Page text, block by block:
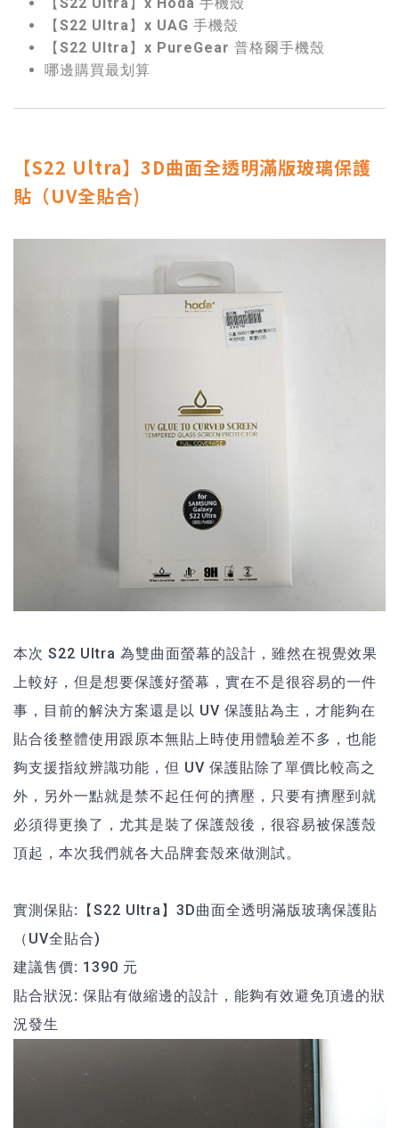
【S22 Ultra】x UAG 手機殼
【S22 Ultra】x PureGear 普格爾手機殼
哪邊購買最划算
【S22 Ultra】3D曲面全透明滿版玻璃保護
貼（UV全貼合)
本次 S22 Ultra 為雙曲面螢幕的設計，雖然在視覺效果
上較好，但是想要保護好螢幕，實在不是很容易的一件
事，目前的解決方案還是以 UV 保護貼為主，才能夠在
貼合後整體使用跟原本無貼上時使用體驗差不多，也能
夠支援指紋辨識功能，但 UV 保護貼除了單價比較高之
外，另外一點就是禁不起任何的擠壓，只要有擠壓到就
必須得更換了，尤其是裝了保護殼後，很容易被保護殼
頂起，本次我們就各大品牌套殼來做測試。
實測保貼:
【S22 Ultra】3D曲面全透明滿版玻璃保護貼
（UV全貼合)
建議售價: 1390 元
貼合狀況: 保貼有做縮邊的設計，能夠有效避免頂邊的狀
況發生